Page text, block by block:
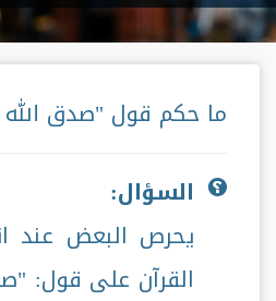
ما حكم قول "صدق الله
السؤال:
يحرص البعض عند
القرآن على قول: